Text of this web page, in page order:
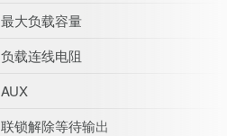
最大负载容量
负载连线电阻
AUX
联锁解除等待输出